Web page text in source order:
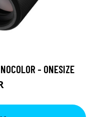
- ONESIZE